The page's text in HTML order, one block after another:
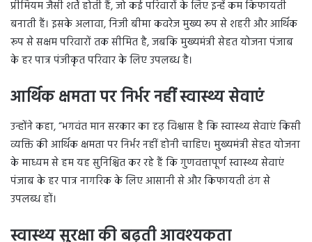
प्रीमियम जैसी शर्तें होती हैं, जो कई परिवारों के लिए इन्हें कम किफायती
बनाती हैं। इसके अलावा, निजी बीमा कवरेज मुख्य रूप से शहरी और आर्थिक
रूप से सक्षम परिवारों तक सीमित है, जबकि मुख्यमंत्री सेहत योजना पंजाब
के हर पात्र पंजीकृत परिवार के लिए उपलब्ध है।
आर्थिक क्षमता पर निर्भर नहीं स्वास्थ्य सेवाएं
उन्होंने कहा, “भगवंत मान सरकार का दृढ़ विश्वास है कि स्वास्थ्य सेवाएं किसी
व्यक्ति की आर्थिक क्षमता पर निर्भर नहीं होनी चाहिए। मुख्यमंत्री सेहत योजना
के माध्यम से हम यह सुनिश्चित कर रहे हैं कि गुणवत्तापूर्ण स्वास्थ्य सेवाएं
पंजाब के हर पात्र नागरिक के लिए आसानी से और किफायती ढंग से
उपलब्ध हों।
स्वास्थ्य सुरक्षा की बढ़ती आवश्यकता